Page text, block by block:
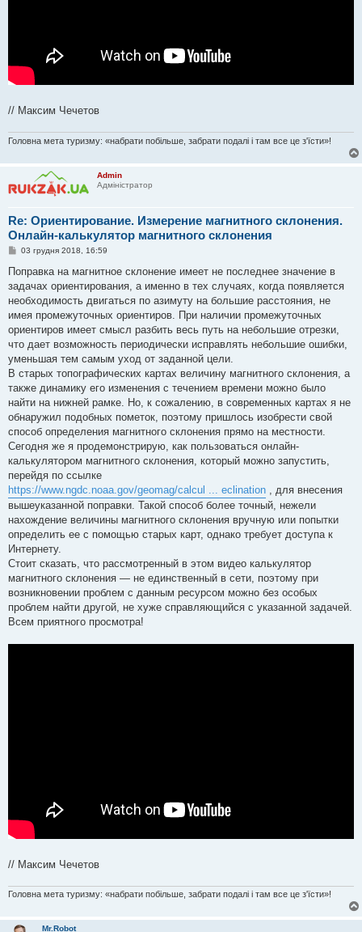
// Максим Чечетов
Головна мета туризму: «набрати побільше, забрати подалі і там все це з'їсти»!
Admin
Адміністратор
Re: Ориентирование. Измерение магнитного склонения.
Онлайн-калькулятор магнитного склонения
П
в
д
о
л
е
н
я
03 грудня 2018, 16:59
Поправка на магнитное склонение имеет не последнее значение в
задачах ориентирования, а именно в тех случаях, когда появляется
необходимость двигаться по азимуту на большие расстояния, не
имея промежуточных ориентиров. При наличии промежуточных
ориентиров имеет смысл разбить весь путь на небольшие отрезки,
что дает возможность периодически исправлять небольшие ошибки,
уменьшая тем самым уход от заданной цели.
В старых топографических картах величину магнитного склонения, а
также динамику его изменения с течением времени можно было
найти на нижней рамке. Но, к сожалению, в современных картах я не
обнаружил подобных пометок, поэтому пришлось изобрести свой
способ определения магнитного склонения прямо на местности.
Сегодня же я продемонстрирую, как пользоваться онлайн-
калькулятором магнитного склонения, который можно запустить,
перейдя по ссылке
https://www.ngdc.noaa.gov/geomag/calcul ... eclination , для внесения
вышеуказанной поправки. Такой способ более точный, нежели
нахождение величины магнитного склонения вручную или попытки
определить ее с помощью старых карт, однако требует доступа к
Интернету.
Стоит сказать, что рассмотренный в этом видео калькулятор
магнитного склонения — не единственный в сети, поэтому при
возникновении проблем с данным ресурсом можно без особых
проблем найти другой, не хуже справляющийся с указанной задачей.
Всем приятного просмотра!
// Максим Чечетов
Головна мета туризму: «набрати побільше, забрати подалі і там все це з'їсти»!
Mr.Robot